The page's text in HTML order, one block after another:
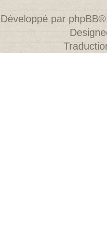
Développé par phpBB®